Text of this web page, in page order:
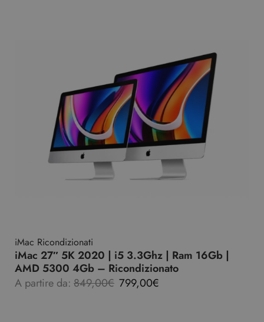
iMac Ricondizionati
iMac 27″ 5K 2020 | i5 3.3Ghz | Ram 16Gb |
AMD 5300 4Gb – Ricondizionato
A partire da: 849,00€ 799,00€